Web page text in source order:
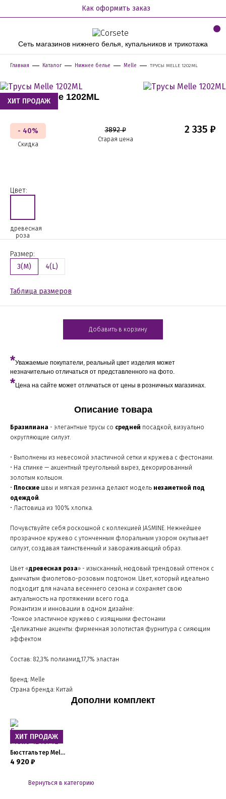
Как оформить заказ
Сеть магазинов нижнего белья, купальников и трикотажа
Главная Каталог Нижнее белье Melle ТРУСЫ MELLE 1202ML
ХИТ ПРОДАЖ
Трусы Melle 1202ML
Цвет:
древесная
роза
Размер:
3(M)
4(L)
Таблица размеров
- 40%
Скидка
3892 ₽
Старая цена
2 335 ₽
Добавить в корзину
*Уважаемые покупатели, реальный цвет изделия может
незначительно отличаться от представленного на фото.
*Цена на сайте может отличаться от цены в розничных магазинах.
Описание товара
Бразилиана - элегантные трусы со средней посадкой, визуально
округляющие силуэт.
• Выполнены из невесомой эластичной сетки и кружева с фестонами.
• На спинке — акцентный треугольный вырез, декорированный
золотым кольцом.
• Плоские швы и мягкая резинка делают модель незаметной под
одеждой.
• Ластовица из 100% хлопка.
Почувствуйте себя роскошной с коллекцией JASMINE. Нежнейшее
прозрачное кружево с утонченным флоральным узором окутывает
силуэт, создавая таинственный и завораживающий образ.
Цвет «древесная роза» - изысканный, нюдовый трендовый оттенок с
дымчатым фиолетово-розовым подтоном. Цвет, который идеально
подходит для начала весеннего сезона и сохраняет свою
актуальность на протяжении всего года.
Романтизм и инновации в одном дизайне:
•Тонкое эластичное кружево с изящными фестонами
•Деликатные акценты: фирменная золотистая фурнитура с сияющим
эффектом
Состав: 82,3% полиамид,17,7% эластан
Бренд: Melle
Страна бренда: Китай
Дополни комплект
ХИТ ПРОДАЖ
Бюстгальтер Melle 1216ML
4 920 ₽
Вернуться в категорию